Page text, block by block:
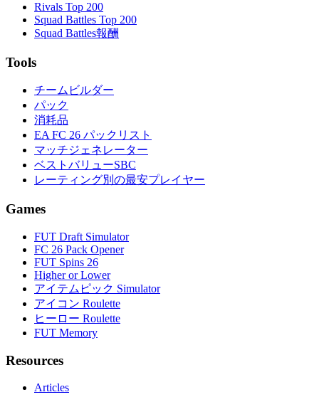
Rivals Top 200
Squad Battles Top 200
Squad Battles報酬
Tools
チームビルダー
パック
消耗品
EA FC 26 パックリスト
マッチジェネレーター
ベストバリューSBC
レーティング別の最安プレイヤー
Games
FUT Draft Simulator
FC 26 Pack Opener
FUT Spins 26
Higher or Lower
アイテムピック Simulator
アイコン Roulette
ヒーロー Roulette
FUT Memory
Resources
Articles